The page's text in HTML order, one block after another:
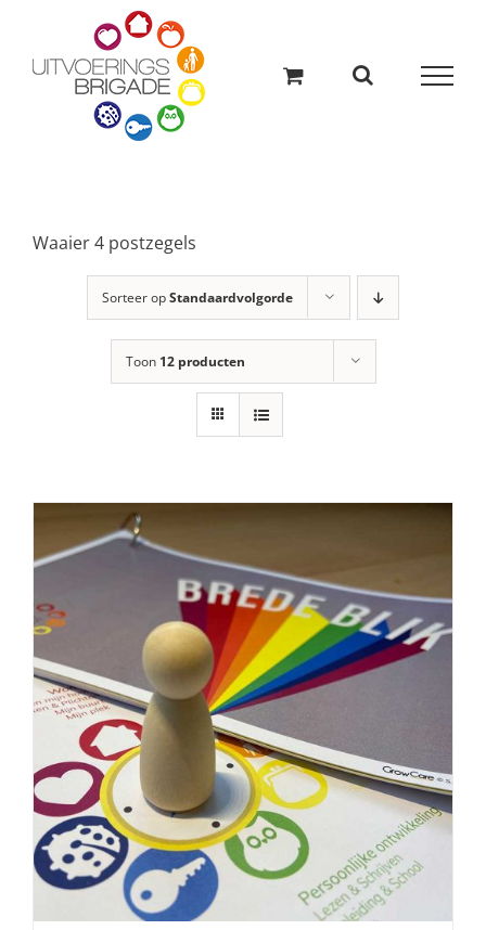
inhoud
Waaier 4 postzegels
Sorteer opStandaardvolgorde
Toon 12 producten